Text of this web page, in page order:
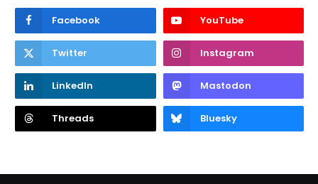
Facebook YouTube
Twitter Instagram
LinkedIn Mastodon
Threads Bluesky